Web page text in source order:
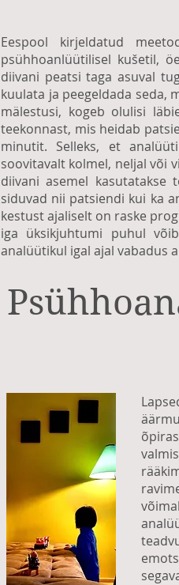
Eespool kirjeldatud
psühhoanlüütilisel kušetil,
diivani peatsi taga asuval
kuulata ja peegeldada seda,
mälestusi, kogeb olulisi
teekonnast, mis heidab
minutit. Selleks, et
soovitavalt kolmel, neljal või
diivani asemel kasutatakse
siduvad nii patsiendi kui ka
kestust ajaliselt on raske
iga üksikjuhtumi puhul
analüütikul igal ajal vabadus